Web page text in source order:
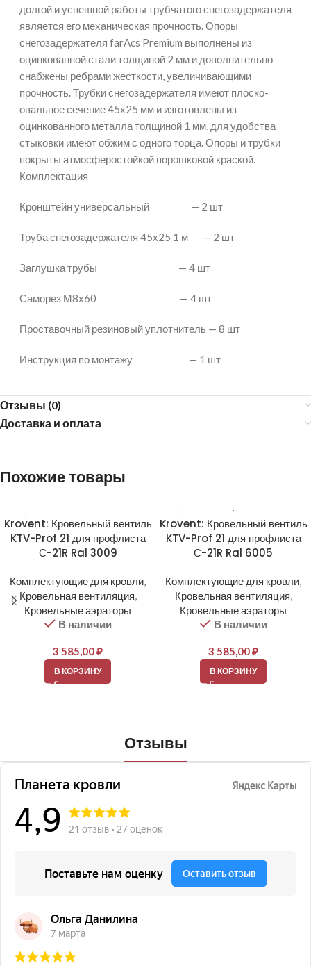
долгой и успешной работы трубчатого снегозадержателя
является его механическая прочность. Опоры
снегозадержателя farAcs Premium выполнены из
оцинкованной стали толщиной 2 мм и дополнительно
снабжены ребрами жесткости, увеличивающими
прочность. Трубки снегозадержателя имеют плоско-
овальное сечение 45х25 мм и изготовлены из
оцинкованного металла толщиной 1 мм, для удобства
стыковки имеют обжим с одного торца. Опоры и трубки
покрыты атмосферостойкой порошковой краской.
Комплектация
Кронштейн универсальный — 2 шт
Труба снегозадержателя 45х25 1 м — 2 шт
Заглушка трубы — 4 шт
Саморез М8х60 — 4 шт
Проставочный резиновый уплотнитель — 8 шт
Инструкция по монтажу — 1 шт
Отзывы (0)
Доставка и оплата
Похожие товары
Krovent: Кровельный вентиль
KTV-Prof 21 для профлиста
С-21R Ral 3009
Комплектующие для кровли,
Кровельная вентиляция,
Кровельные аэраторы
В наличии
3 585,00₽
В КОРЗИНУ
Krovent: Кровельный вентиль
KTV-Prof 21 для профлиста
С-21R Ral 6005
Комплектующие для кровли,
Кровельная вентиляция,
Кровельные аэраторы
В наличии
3 585,00₽
В КОРЗИНУ
Отзывы